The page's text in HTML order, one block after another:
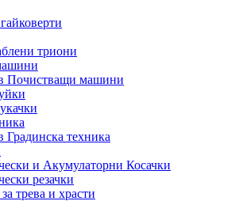
триони
Почистващи машини
Градинска техника
и Акумулаторни Косачки
резачки
трева и храсти